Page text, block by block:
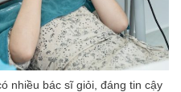
nhiều bác sĩ giỏi, đáng tin cậy